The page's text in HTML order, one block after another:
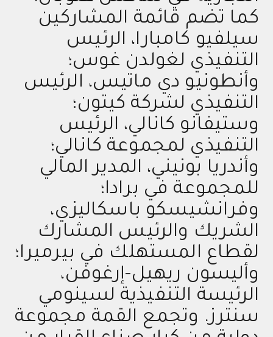
كما تضم قائمة المشاركين
سيلفيو كامبارا، الرئيس
التنفيذي لغولدن غوس؛
وأنطونيو دي ماتيس، الرئيس
التنفيذي لشركة كيتون؛
وستيفانو كانالي، الرئيس
التنفيذي لمجموعة كانالي؛
وأندريا بونيني، المدير المالي
للمجموعة في برادا؛
وفرانشيسكو باسكاليزي،
الشريك والرئيس المشارك
لقطاع المستهلك في بيرميرا؛
وأليسون ريهيل-إرغوفن،
الرئيسة التنفيذية لسينومي
سنترز. وتجمع القمة مجموعة